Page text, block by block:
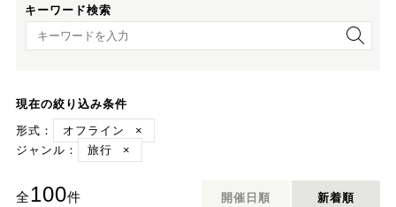
キーワード検索
キーワード検索
現在の絞り込み条件
形式：
オフライン
×
ジャンル：
旅行 ×
全100件 開催日順 新着順